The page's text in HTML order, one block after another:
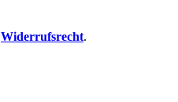
Widerrufsrecht.